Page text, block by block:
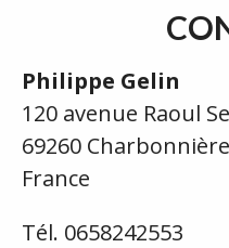
Philippe Gelin
120 avenue Raoul
69260
France
Tél. 0658242553